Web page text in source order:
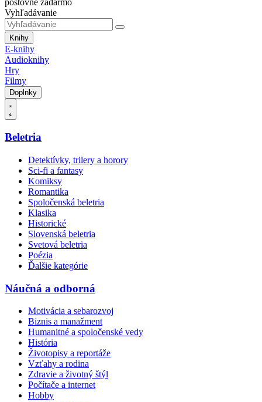
poštovné zadarmo
Vyhľadávanie
Knihy
E-knihy
Audioknihy
Hry
Filmy
Doplnky
Beletria
Detektívky, trilery a horory
Sci-fi a fantasy
Komiksy
Romantika
Spoločenská beletria
Klasika
Historické
Slovenská beletria
Svetová beletria
Poézia
Ďalšie kategórie
Náučná a odborná
Motivácia a sebarozvoj
Biznis a manažment
Humanitné a spoločenské vedy
História
Životopisy a reportáže
Vzťahy a rodina
Zdravie a životný štýl
Počítače a internet
Hobby